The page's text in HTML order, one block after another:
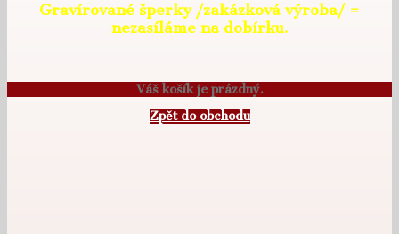
Gravírované šperky /zakázková výroba/ =
nezasíláme na dobírku.
Váš košík je prázdný.
Zpět do obchodu